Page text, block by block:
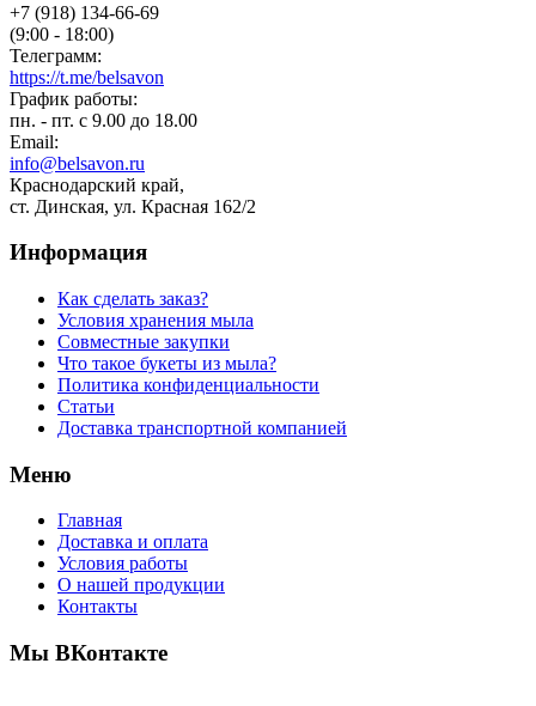
+7 (918) 134-66-69
(9:00 - 18:00)
Телеграмм:
https://t.me/belsavon
График работы:
пн. - пт. с 9.00 до 18.00
Email:
info@belsavon.ru
Краснодарский край,
ст. Динская, ул. Красная 162/2
Информация
Как сделать заказ?
Условия хранения мыла
Совместные закупки
Что такое букеты из мыла?
Политика конфиденциальности
Статьи
Доставка транспортной компанией
Меню
Главная
Доставка и оплата
Условия работы
О нашей продукции
Контакты
Мы ВКонтакте